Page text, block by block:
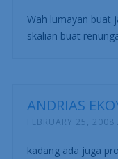
Wah lumayan buat
skalian buat
ANDRIAS
FEBRUARY 25,
kadang ada juga